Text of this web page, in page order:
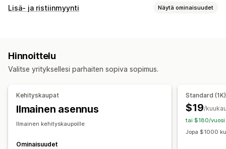
Tuotepakettityypit
Lisämyyntipaketit
Usein yhdessä ostetut tuotteet
Vastaavat tuotteet
Mukautetut tuotepaketit
Määräalennukset
Lisä- ja ristiinmyynti Näytä ominaisuudet
Yhden klikkauksen lisäosat (add-ons)
Ponnahdusilmoitukset Mukautettu CSS-koodi
Mukautetut säännöt
Ilmainen toimitus
Tuotteen lisäosat (add-ons)
Tuotesuositukset
Hinnoittelu
Valitse yrityksellesi parhaiten sopiva sopimus.
Kehityskaupat
Ilmainen asennus
Ilmainen kehityskaupoille
Ominaisuudet
Standard (1K)
$19/
tai $180/vuosi
Jopa $1000